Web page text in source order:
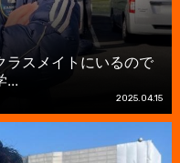
ラスメイトにいるので
...
2025.04.15